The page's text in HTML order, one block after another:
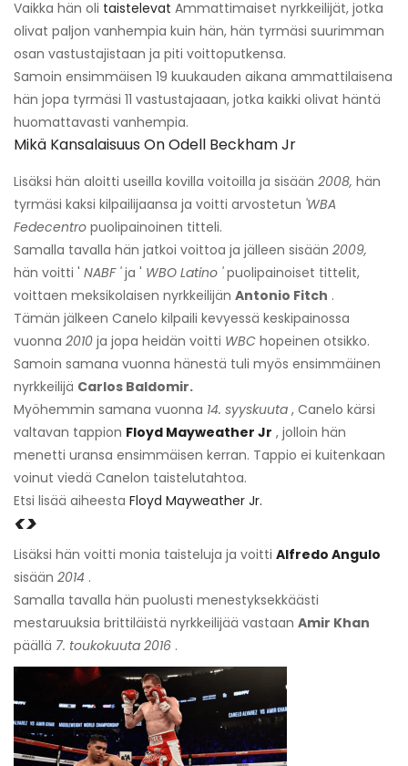
Vaikka hän oli taistelevat Ammattimaiset nyrkkeilijät, jotka
olivat paljon vanhempia kuin hän, hän tyrmäsi suurimman
osan vastustajistaan ​​ja piti voittoputkensa.
Samoin ensimmäisen 19 kuukauden aikana ammattilaisena
hän jopa tyrmäsi 11 vastustajaaan, jotka kaikki olivat häntä
huomattavasti vanhempia.
Mikä Kansalaisuus On Odell Beckham Jr
Lisäksi hän aloitti useilla kovilla voitoilla ja sisään 2008, hän
tyrmäsi kaksi kilpailijaansa ja voitti arvostetun 'WBA
Fedecentro puolipainoinen titteli.
Samalla tavalla hän jatkoi voittoa ja jälleen sisään 2009,
hän voitti ' NABF ' ja ' WBO Latino ' puolipainoiset tittelit,
voittaen meksikolaisen nyrkkeilijän Antonio Fitch .
Tämän jälkeen Canelo kilpaili kevyessä keskipainossa
vuonna 2010 ja jopa heidän voitti WBC hopeinen otsikko.
Samoin samana vuonna hänestä tuli myös ensimmäinen
nyrkkeilijä Carlos Baldomir.
Myöhemmin samana vuonna 14. syyskuuta , Canelo kärsi
valtavan tappion Floyd Mayweather Jr , jolloin hän
menetti uransa ensimmäisen kerran. Tappio ei kuitenkaan
voinut viedä Canelon taistelutahtoa.
Etsi lisää aiheesta Floyd Mayweather Jr.
<>
Lisäksi hän voitti monia taisteluja ja voitti Alfredo Angulo
sisään 2014 .
Samalla tavalla hän puolusti menestyksekkäästi
mestaruuksia brittiläistä nyrkkeilijää vastaan Amir Khan
päällä 7. toukokuuta 2016 .